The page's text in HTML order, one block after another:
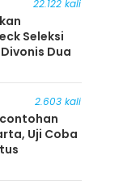
22.122 kali
Seleksi
Dua
2.603 kali
Uji Coba